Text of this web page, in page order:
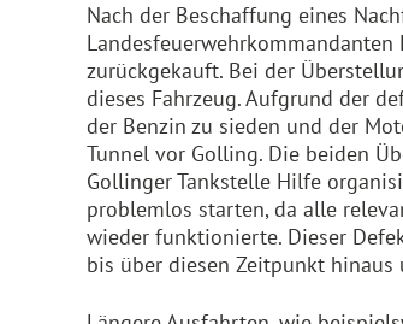
Nach der Beschaffung eines
zurückgekauft. Bei der
dieses Fahrzeug. Aufgrund der
der Benzin zu sieden und der
Tunnel vor Golling. Die beiden
Gollinger Tankstelle Hilfe
problemlos starten, da alle
wieder funktionierte. Dieser
bis über diesen Zeitpunkt hinaus